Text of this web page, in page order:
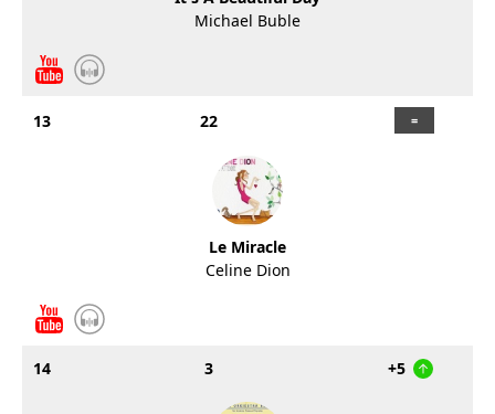
Michael Buble
13 22
Le Miracle
Celine Dion
14 3 +5